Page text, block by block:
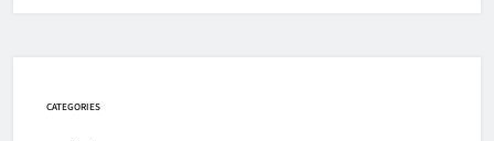
CATEGORIES